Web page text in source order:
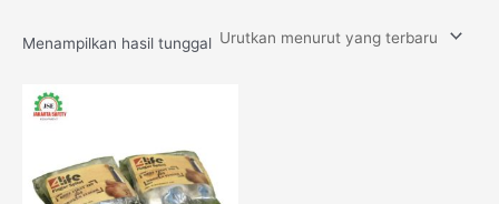
Menampilkan hasil tunggal